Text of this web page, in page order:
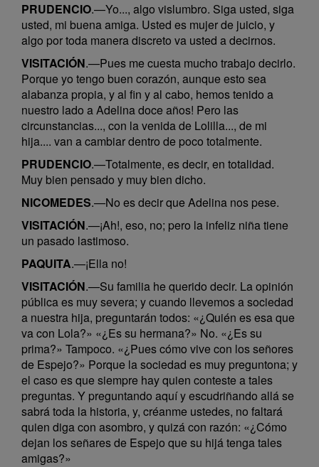
PRUDENCIO.—Yo..., algo vislumbro. Siga usted, siga
usted, mi buena amiga. Usted es mujer de juicio, y
algo por toda manera discreto va usted a decirnos.
VISITACIÓN.—Pues me cuesta mucho trabajo decirlo.
Porque yo tengo buen corazón, aunque esto sea
alabanza propia, y al fin y al cabo, hemos tenido a
nuestro lado a Adelina doce años! Pero las
circunstancias..., con la venida de Lolilla..., de mi
hija.... van a cambiar dentro de poco totalmente.
PRUDENCIO.—Totalmente, es decir, en totalidad.
Muy bien pensado y muy bien dicho.
NICOMEDES.—No es decir que Adelina nos pese.
VISITACIÓN.—¡Ah!, eso, no; pero la infeliz niña tiene
un pasado lastimoso.
PAQUITA.—¡Ella no!
VISITACIÓN.—Su familia he querido decir. La opinión
pública es muy severa; y cuando llevemos a sociedad
a nuestra hija, preguntarán todos: «¿Quién es esa que
va con Lola?» «¿Es su hermana?» No. «¿Es su
prima?» Tampoco. «¿Pues cómo vive con los señores
de Espejo?» Porque la sociedad es muy preguntona; y
el caso es que siempre hay quien conteste a tales
preguntas. Y preguntando aquí y escudriñando allá se
sabrá toda la historia, y, créanme ustedes, no faltará
quien diga con asombro, y quizá con razón: «¿Cómo
dejan los señares de Espejo que su hijá tenga tales
amigas?»